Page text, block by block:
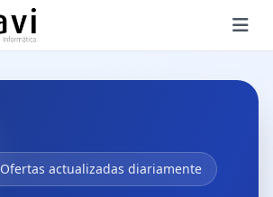
Ofertas actualizadas diariamente